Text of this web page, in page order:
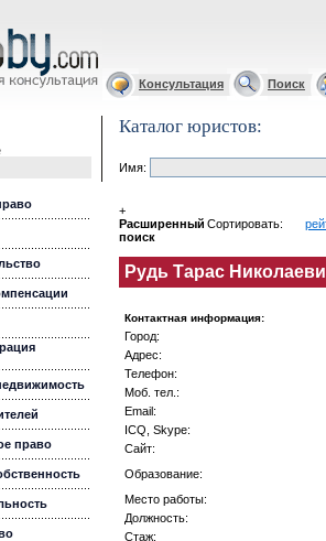
Консультация Поиск
право
Каталог юристов:
Имя:
+
Расширенный
поиск
Сортировать:
Рудь Тарас
Контактная информация:
Город:
Адрес:
Телефон:
Моб. тел.:
Email:
ICQ, Skype:
Сайт:
Образование:
Место работы:
Должность:
Стаж: